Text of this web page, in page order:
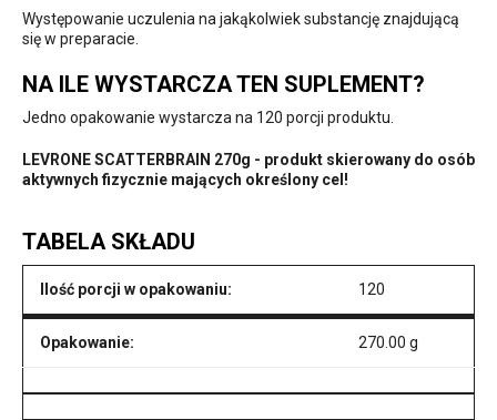
Występowanie uczulenia na jakąkolwiek substancję znajdującą
się w preparacie.
NA ILE WYSTARCZA TEN SUPLEMENT?
Jedno opakowanie wystarcza na 120 porcji produktu.
LEVRONE SCATTERBRAIN 270g - produkt skierowany do osób
aktywnych fizycznie mających określony cel!
TABELA SKŁADU
Ilość porcji w opakowaniu: 120
Opakowanie: 270.00 g